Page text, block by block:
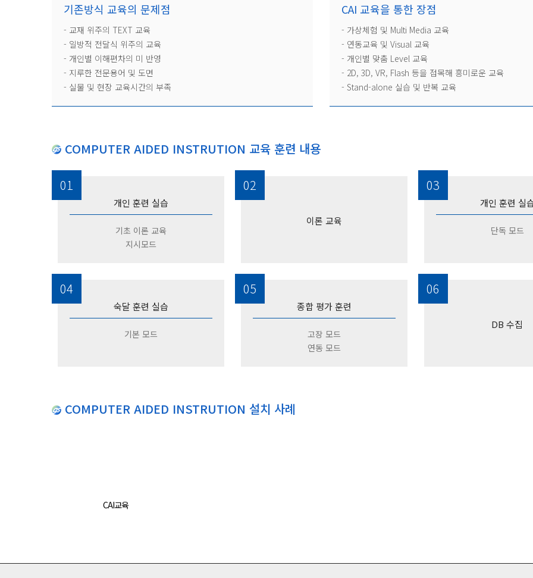
기존방식 교육의 문제점
- 교재 위주의 TEXT 교육
- 일방적 전달식 위주의 교육
- 개인별 이해편차의 미 반영
- 지루한 전문용어 및 도면
- 실물 및 현장 교육시간의 부족
CAI 교육을 통한 장점
- 가상체험 및 Multi Media 교육
- 연동교육 및 Visual 교육
- 개인별 맞춤 Level 교육
- 2D, 3D, VR, Flash 등을 접목해 흥미로운 교육
- Stand-alone 실습 및 반복 교육
COMPUTER AIDED INSTRUTION 교육 훈련 내용
01
개인 훈련 실습
기초 이론 교육
지시모드
02
이론 교육
03
개인 훈련 실
단독 모드
04
숙달 훈련 실습
기본 모드
05
종합 평가 훈련
고장 모드
연동 모드
06
DB 수집
COMPUTER AIDED INSTRUTION 설치 사례
CAI교육